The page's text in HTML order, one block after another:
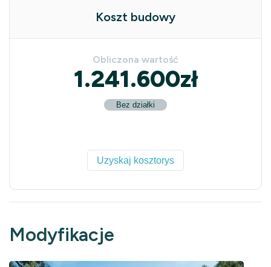
Koszt budowy
Obliczona wartość
1.241.600zł
Bez działki
Uzyskaj kosztorys
Modyfikacje